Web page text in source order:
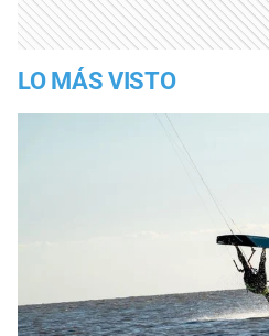
LO MÁS VISTO